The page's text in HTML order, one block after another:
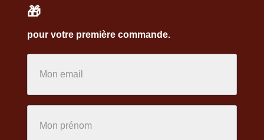
🎁
pour votre première commande.